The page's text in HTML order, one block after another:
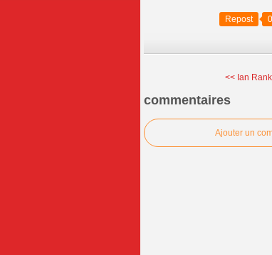
Repost 0
<< Ian
commentaires
Ajouter un